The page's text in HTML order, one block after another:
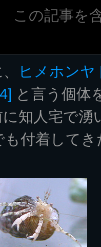
この記事を
ヒメホン
と言う個体
知人宅で
付着して